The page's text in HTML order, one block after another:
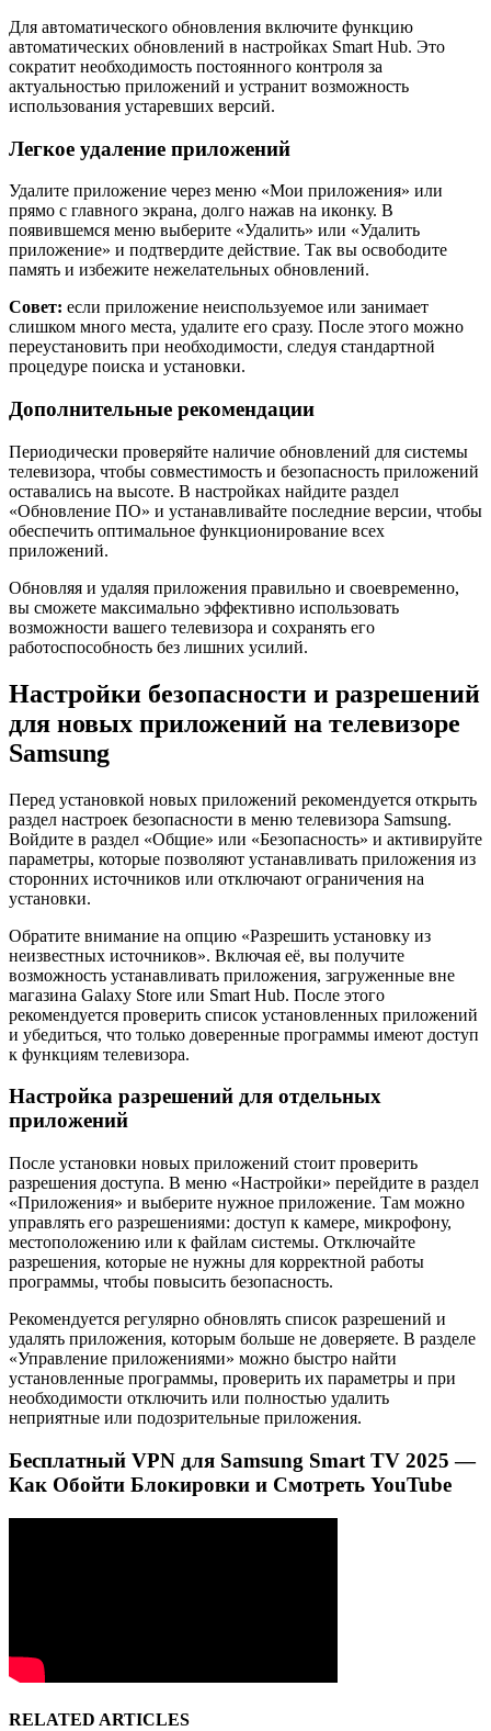
Для автоматического обновления включите функцию
автоматических обновлений в настройках Smart Hub. Это
сократит необходимость постоянного контроля за
актуальностью приложений и устранит возможность
использования устаревших версий.
Легкое удаление приложений
Удалите приложение через меню «Мои приложения» или
прямо с главного экрана, долго нажав на иконку. В
появившемся меню выберите «Удалить» или «Удалить
приложение» и подтвердите действие. Так вы освободите
память и избежите нежелательных обновлений.
Совет: если приложение неиспользуемое или занимает
слишком много места, удалите его сразу. После этого можно
переустановить при необходимости, следуя стандартной
процедуре поиска и установки.
Дополнительные рекомендации
Периодически проверяйте наличие обновлений для системы
телевизора, чтобы совместимость и безопасность приложений
оставались на высоте. В настройках найдите раздел
«Обновление ПО» и устанавливайте последние версии, чтобы
обеспечить оптимальное функционирование всех
приложений.
Обновляя и удаляя приложения правильно и своевременно,
вы сможете максимально эффективно использовать
возможности вашего телевизора и сохранять его
работоспособность без лишних усилий.
Настройки безопасности и разрешений
для новых приложений на телевизоре
Samsung
Перед установкой новых приложений рекомендуется открыть
раздел настроек безопасности в меню телевизора Samsung.
Войдите в раздел «Общие» или «Безопасность» и активируйте
параметры, которые позволяют устанавливать приложения из
сторонних источников или отключают ограничения на
установки.
Обратите внимание на опцию «Разрешить установку из
неизвестных источников». Включая её, вы получите
возможность устанавливать приложения, загруженные вне
магазина Galaxy Store или Smart Hub. После этого
рекомендуется проверить список установленных приложений
и убедиться, что только доверенные программы имеют доступ
к функциям телевизора.
Настройка разрешений для отдельных
приложений
После установки новых приложений стоит проверить
разрешения доступа. В меню «Настройки» перейдите в раздел
«Приложения» и выберите нужное приложение. Там можно
управлять его разрешениями: доступ к камере, микрофону,
местоположению или к файлам системы. Отключайте
разрешения, которые не нужны для корректной работы
программы, чтобы повысить безопасность.
Рекомендуется регулярно обновлять список разрешений и
удалять приложения, которым больше не доверяете. В разделе
«Управление приложениями» можно быстро найти
установленные программы, проверить их параметры и при
необходимости отключить или полностью удалить
неприятные или подозрительные приложения.
Бесплатный VPN для Samsung Smart TV 2025 —
Как Обойти Блокировки и Смотреть YouTube
RELATED ARTICLES